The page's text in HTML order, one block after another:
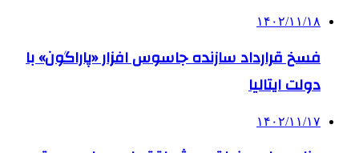
۱۴۰۲/۱۱/۱۸
فسخ قرارداد سازنده جاسوس افزار «پاراگون» با
دولت ایتالیا
۱۴۰۲/۱۱/۱۷